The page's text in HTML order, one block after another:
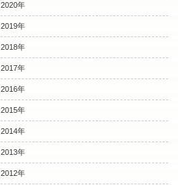
2020年
2019年
2018年
2017年
2016年
2015年
2014年
2013年
2012年